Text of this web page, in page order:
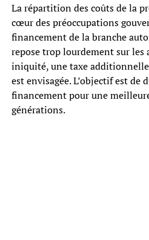
La répartition des coûts de la
cœur des préoccupations
financement de la branche
repose trop lourdement sur les
iniquité, une taxe additionnelle
est envisagée. L’objectif est de
financement pour une
générations.